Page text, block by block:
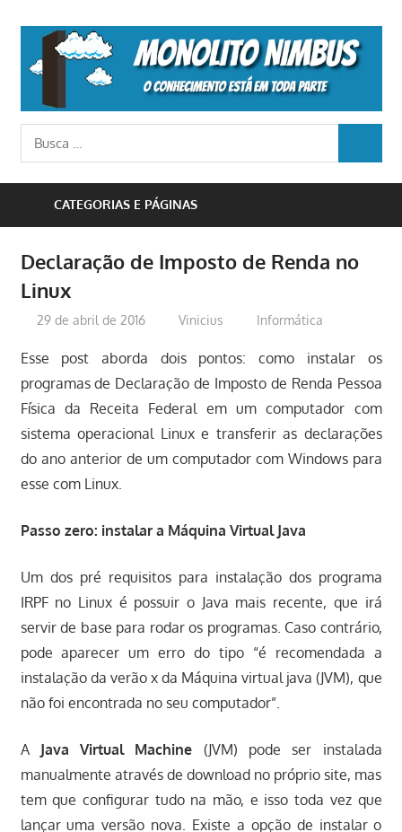
content
o
conhecimento
Busca
para:
CATEGORIAS E PÁGINAS
Declaração de Imposto de Renda no
Linux
29 de abril de 2016 Vinicius Informática
Esse post aborda dois pontos: como instalar os
programas de Declaração de Imposto de Renda Pessoa
Física da Receita Federal em um computador com
sistema operacional Linux e transferir as declarações
do ano anterior de um computador com Windows para
esse com Linux.
Passo zero: instalar a Máquina Virtual Java
Um dos pré requisitos para instalação dos programa
IRPF no Linux é possuir o Java mais recente, que irá
servir de base para rodar os programas. Caso contrário,
pode aparecer um erro do tipo “é recomendada a
instalação da verão x da Máquina virtual java (JVM), que
não foi encontrada no seu computador”.
A Java Virtual Machine (JVM) pode ser instalada
manualmente através de download no próprio site, mas
tem que configurar tudo na mão, e isso toda vez que
lançar uma versão nova. Existe a opção de instalar o